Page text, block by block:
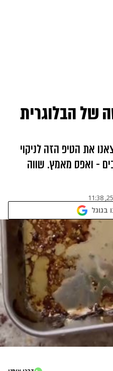
של הבלוגרית
את הטיפ הזה לניקוי
- ואפס מאמץ. שווה
בגוגל